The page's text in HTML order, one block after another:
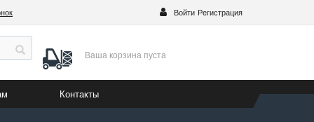
Войти Регистрация
Ваша корзина пуста
Контакты